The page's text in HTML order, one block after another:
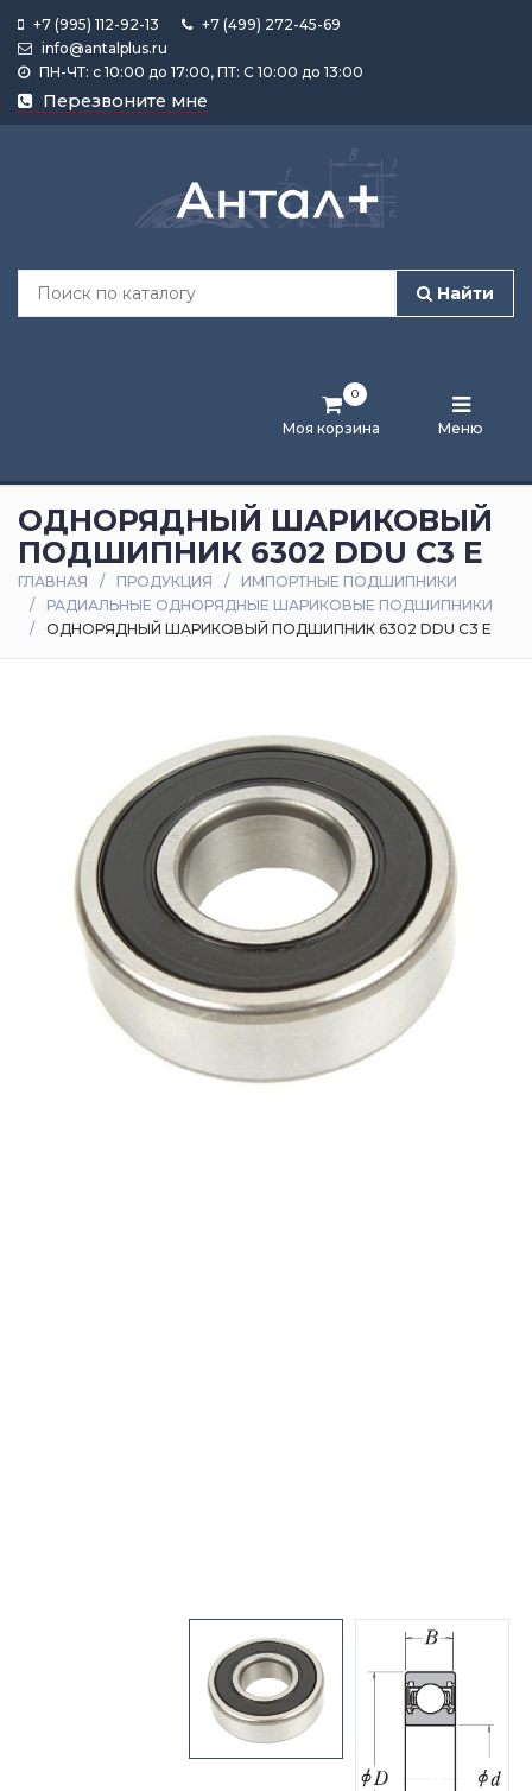
+7 (995) 112-92-13
+7 (499) 272-45-69
info@antalplus.ru
ПН-ЧТ: с 10:00 до 17:00, ПТ: С 10:00 до 13:00
Перезвоните мне
Найти
Моя корзина
0
Меню
Каталог
продукции
Лента
и
статьи
Оплата
доставка
ОДНОРЯДНЫЙ ШАРИКОВЫЙ
ПОДШИПНИК 6302 DDU C3 E
ГЛАВНАЯ ПРОДУКЦИЯ
ИМПОРТНЫЕ ПОДШИПНИКИ
РАДИАЛЬНЫЕ ОДНОРЯДНЫЕ ШАРИКОВЫЕ ПОДШИПНИКИ
ОДНОРЯДНЫЙ ШАРИКОВЫЙ ПОДШИПНИК 6302 DDU C3 E